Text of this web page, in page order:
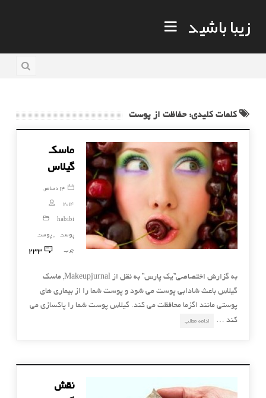
زیبا باشید
کلمات کلیدی: حفاظت از پوست
ماسک
گیلاس
14 دسامبر,
2014
habibi
پوست
, پوست
چرب
233
به گزارش اختصاصی”یک پارس” به نقل از Makeupjurnal, ماسک
گیلاس باعث شادابی پوست می شود و پوست شما را از بیماری های
پوستی مانند اگزما محافظت می کند. گیلاس پوست شما را پاکسازی می
کند …
ادامه مطلب
نقش